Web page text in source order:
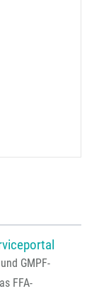
GMPF-
FFA-